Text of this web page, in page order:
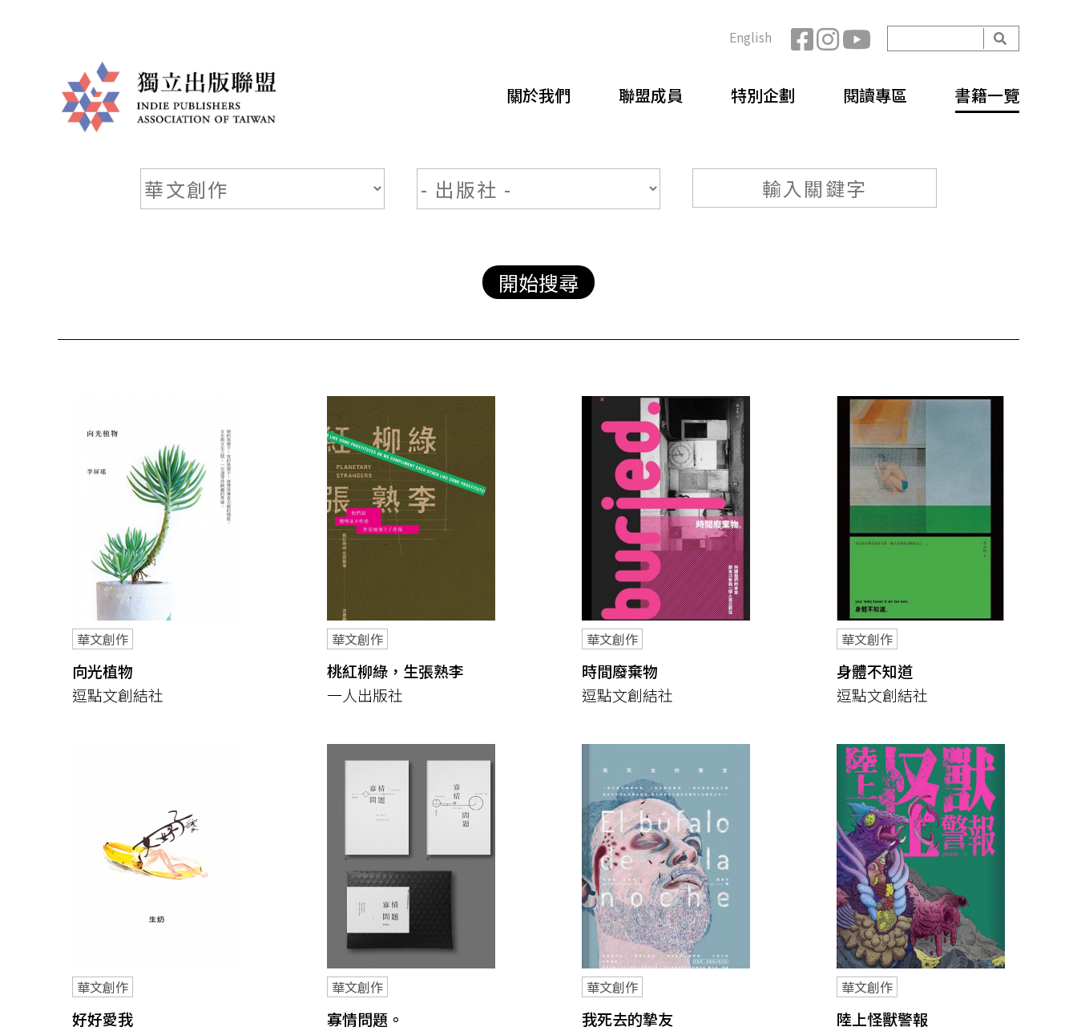
尋
單
始
尋
English
聯
關於我們 聯盟成員 特別企劃 閱讀專區 書籍一覽
華文創作
向光植物
逗點文創結社
華文創作
桃紅柳綠，生張熟李
一人出版社
華文創作
時間廢棄物
逗點文創結社
華文創作
身體不知道
逗點文創結社
華文創作
好好愛我
華文創作
寡情問題。
華文創作
我死去的摯友
華文創作
陸上怪獸警報